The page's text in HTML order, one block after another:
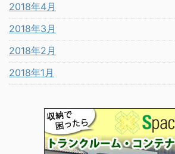
2018年4月
2018年3月
2018年2月
2018年1月